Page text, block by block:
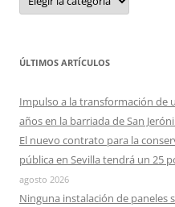
ÚLTIMOS ARTÍCULOS
Impulso a la transformación de
años en la barriada de San
El nuevo contrato para la
pública en Sevilla tendrá un 25
agosto 2026
Ninguna instalación de paneles